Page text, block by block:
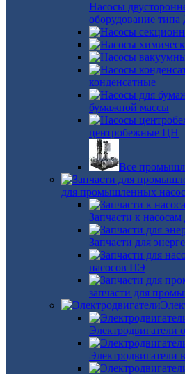
Насосы
оборудование типа
конденсатные
бумажной массы
центробежные ЦН
Все
для промышленных
Запчасти к насосам
Запчасти для
насосов ПЭ
запчасти для